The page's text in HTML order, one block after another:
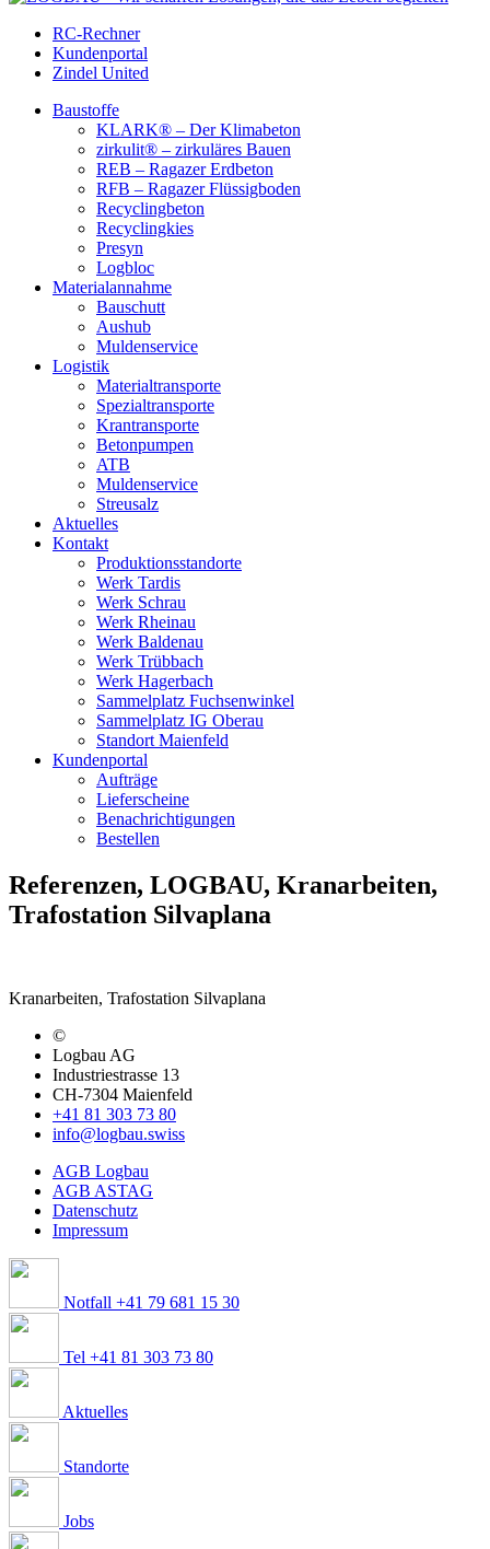
RC-Rechner
Kundenportal
Zindel United
Baustoffe
KLARK® – Der Klimabeton
zirkulit® – zirkuläres Bauen
REB – Ragazer Erdbeton
RFB – Ragazer Flüssigboden
Recyclingbeton
Recyclingkies
Presyn
Logbloc
Materialannahme
Bauschutt
Aushub
Muldenservice
Logistik
Materialtransporte
Spezialtransporte
Krantransporte
Betonpumpen
ATB
Muldenservice
Streusalz
Aktuelles
Kontakt
Produktionsstandorte
Werk Tardis
Werk Schrau
Werk Rheinau
Werk Baldenau
Werk Trübbach
Werk Hagerbach
Sammelplatz Fuchsenwinkel
Sammelplatz IG Oberau
Standort Maienfeld
Kundenportal
Aufträge
Lieferscheine
Benachrichtigungen
Bestellen
Referenzen, LOGBAU, Kranarbeiten,
Trafostation Silvaplana
Kranarbeiten, Trafostation Silvaplana
©
Logbau AG
Industriestrasse 13
CH-7304 Maienfeld
+41 81 303 73 80
info@logbau.swiss
AGB Logbau
AGB ASTAG
Datenschutz
Impressum
Notfall +41 79 681 15 30
Tel +41 81 303 73 80
Aktuelles
Standorte
Jobs